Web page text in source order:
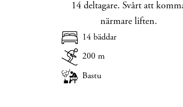
14 deltagare. Svårt att
närmare liften.
14 bäddar
200 m
Bastu